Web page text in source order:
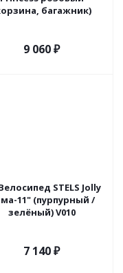
багажник)
9 060₽
STELS Jolly
11" (пурпурный /
зелёный) V010
7 140₽